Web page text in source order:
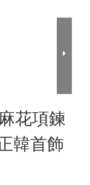
花項鍊
韓首飾